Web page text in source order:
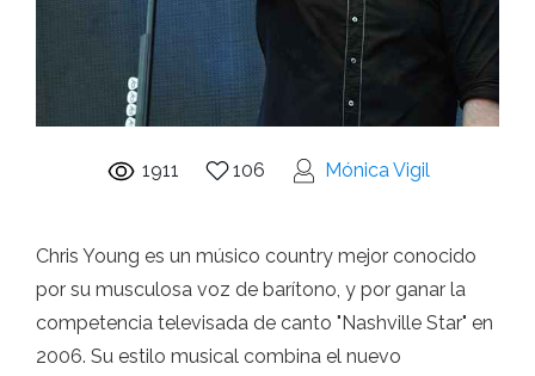
1911 106 Mónica Vigil
Chris Young es un músico country mejor conocido
por su musculosa voz de barítono, y por ganar la
competencia televisada de canto "Nashville Star" en
2006. Su estilo musical combina el nuevo